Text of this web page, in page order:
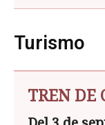
Turismo
TREN DE